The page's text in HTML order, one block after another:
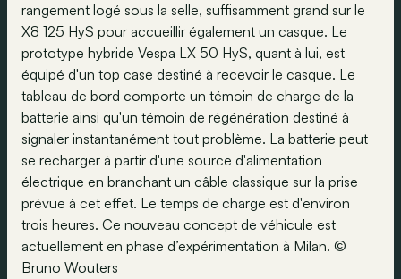
rangement logé sous la selle, suffisamment grand sur le
X8 125 HyS pour accueillir également un casque. Le
prototype hybride Vespa LX 50 HyS, quant à lui, est
équipé d'un top case destiné à recevoir le casque. Le
tableau de bord comporte un témoin de charge de la
batterie ainsi qu'un témoin de régénération destiné à
signaler instantanément tout problème. La batterie peut
se recharger à partir d'une source d'alimentation
électrique en branchant un câble classique sur la prise
prévue à cet effet. Le temps de charge est d'environ
trois heures. Ce nouveau concept de véhicule est
actuellement en phase d’expérimentation à Milan. ©
Bruno Wouters